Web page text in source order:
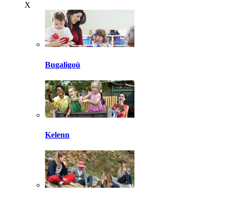
X
Bugaligoù
Kelenn